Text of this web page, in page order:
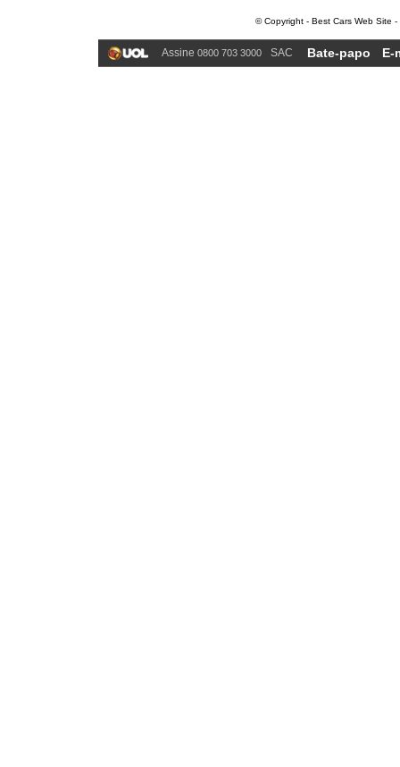
© Copyright - Best Cars Web Site
Assine 0800 703 3000 SAC Bate-papo E-